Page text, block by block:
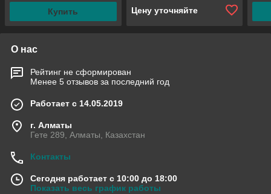
Купить Цену уточняйте
О нас
Рейтинг не сформирован
Менее 5 отзывов за последний год
Работает с 14.05.2019
г. Алматы
Гете 289, Алматы, Казахстан
Контакты
Сегодня работает с 10:00 до 18:00
Показать весь график работы